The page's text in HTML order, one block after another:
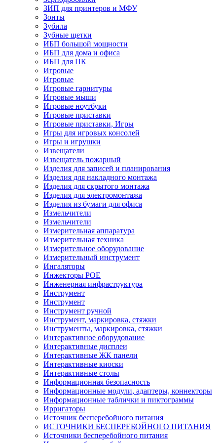
ЗИП для принтеров и МФУ
Зонты
Зубила
Зубные щетки
ИБП большой мощности
ИБП для дома и офиса
ИБП для ПК
Игровые
Игровые
Игровые гарнитуры
Игровые мыши
Игровые ноутбуки
Игровые приставки
Игровые приставки, Игры
Игры для игровых консолей
Игры и игрушки
Извещатели
Извещатель пожарный
Изделия для записей и планирования
Изделия для накладного монтажа
Изделия для скрытого монтажа
Изделия для электромонтажа
Изделия из бумаги для офиса
Измельчители
Измельчители
Измерительная аппаратура
Измерительная техника
Измерительное оборудование
Измерительный инструмент
Ингаляторы
Инжекторы POE
Инженерная инфраструктура
Инструмент
Инструмент
Инструмент ручной
Инструмент, маркировка, стяжки
Инструменты, маркировка, стяжки
Интерактивное оборудование
Интерактивные дисплеи
Интерактивные ЖК панели
Интерактивные киоски
Интерактивные столы
Информационная безопасность
Информационные модули, адаптеры, коннекторы
Информационные таблички и пиктограммы
Ирригаторы
Источник бесперебойного питания
ИСТОЧНИКИ БЕСПЕРЕБОЙНОГО ПИТАНИЯ
Источники бесперебойного питания